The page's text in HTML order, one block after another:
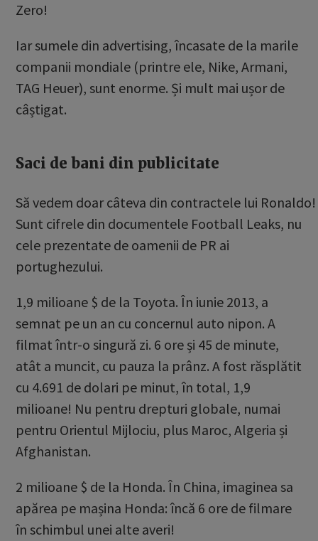
Zero!
Iar sumele din advertising, încasate de la marile
companii mondiale (printre ele, Nike, Armani,
TAG Heuer), sunt enorme. Și mult mai ușor de
câștigat.
Saci de bani din publicitate
Să vedem doar câteva din contractele lui Ronaldo!
Sunt cifrele din documentele Football Leaks, nu
cele prezentate de oamenii de PR ai
portughezului.
1,9 milioane $ de la Toyota. În iunie 2013, a
semnat pe un an cu concernul auto nipon. A
filmat într-o singură zi. 6 ore și 45 de minute,
atât a muncit, cu pauza la prânz. A fost răsplătit
cu 4.691 de dolari pe minut, în total, 1,9
milioane! Nu pentru drepturi globale, numai
pentru Orientul Mijlociu, plus Maroc, Algeria și
Afghanistan.
2 milioane $ de la Honda. În China, imaginea sa
apărea pe mașina Honda: încă 6 ore de filmare
în schimbul unei alte averi!